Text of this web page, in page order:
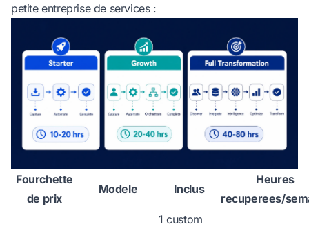
petite entreprise de services :
Fourchette
de prix
Modele Inclus
Heures
recuperees/
1 custom